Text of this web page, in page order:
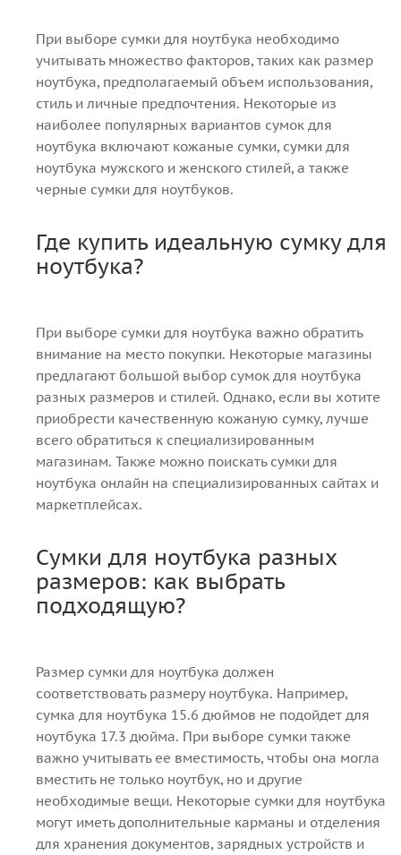
При выборе сумки для ноутбука необходимо
учитывать множество факторов, таких как размер
ноутбука, предполагаемый объем использования,
стиль и личные предпочтения. Некоторые из
наиболее популярных вариантов сумок для
ноутбука включают кожаные сумки, сумки для
ноутбука мужского и женского стилей, а также
черные сумки для ноутбуков.
Где купить идеальную сумку для
ноутбука?
При выборе сумки для ноутбука важно обратить
внимание на место покупки. Некоторые магазины
предлагают большой выбор сумок для ноутбука
разных размеров и стилей. Однако, если вы хотите
приобрести качественную кожаную сумку, лучше
всего обратиться к специализированным
магазинам. Также можно поискать сумки для
ноутбука онлайн на специализированных сайтах и
маркетплейсах.
Сумки для ноутбука разных
размеров: как выбрать
подходящую?
Размер сумки для ноутбука должен
соответствовать размеру ноутбука. Например,
сумка для ноутбука 15.6 дюймов не подойдет для
ноутбука 17.3 дюйма. При выборе сумки также
важно учитывать ее вместимость, чтобы она могла
вместить не только ноутбук, но и другие
необходимые вещи. Некоторые сумки для ноутбука
могут иметь дополнительные карманы и отделения
для хранения документов, зарядных устройств и